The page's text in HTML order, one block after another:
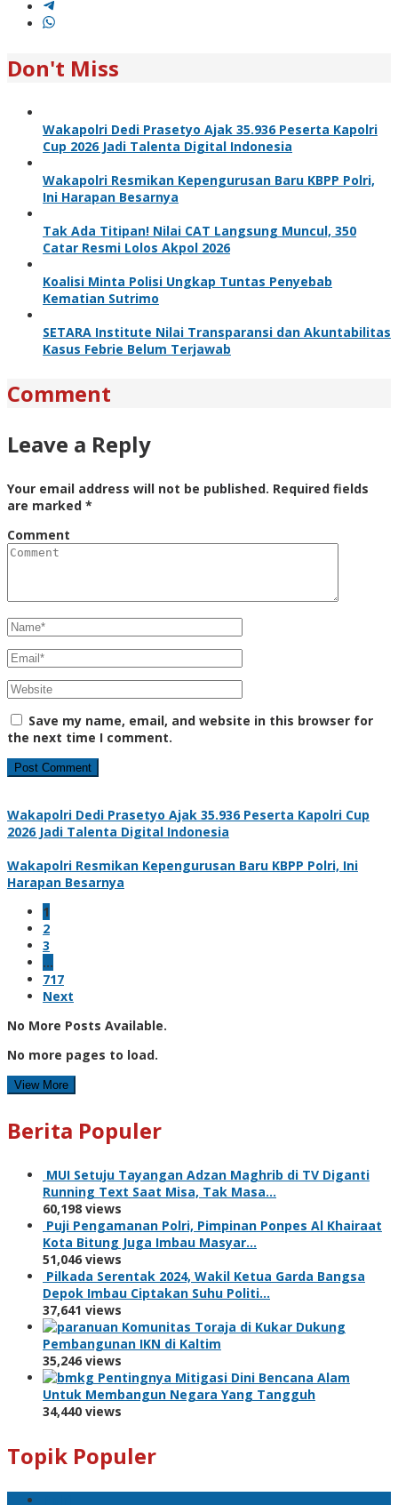
Don't Miss
Wakapolri Dedi Prasetyo Ajak 35.936 Peserta Kapolri
Cup 2026 Jadi Talenta Digital Indonesia
Wakapolri Resmikan Kepengurusan Baru KBPP Polri,
Ini Harapan Besarnya
Tak Ada Titipan! Nilai CAT Langsung Muncul, 350
Catar Resmi Lolos Akpol 2026
Koalisi Minta Polisi Ungkap Tuntas Penyebab
Kematian Sutrimo
SETARA Institute Nilai Transparansi dan Akuntabilitas
Kasus Febrie Belum Terjawab
Comment
Leave a Reply
Your email address will not be published. Required fields
are marked *
Comment
Save my name, email, and website in this browser for
the next time I comment.
Wakapolri Dedi Prasetyo Ajak 35.936 Peserta Kapolri Cup
2026 Jadi Talenta Digital Indonesia
Wakapolri Resmikan Kepengurusan Baru KBPP Polri, Ini
Harapan Besarnya
1
2
3
…
717
Next
No More Posts Available.
No more pages to load.
View More
Berita Populer
MUI Setuju Tayangan Adzan Maghrib di TV Diganti
Running Text Saat Misa, Tak Masa…
60,198 views
Puji Pengamanan Polri, Pimpinan Ponpes Al Khairaat
Kota Bitung Juga Imbau Masyar…
51,046 views
Pilkada Serentak 2024, Wakil Ketua Garda Bangsa
Depok Imbau Ciptakan Suhu Politi…
37,641 views
Komunitas Toraja di Kukar Dukung
Pembangunan IKN di Kaltim
35,246 views
Pentingnya Mitigasi Dini Bencana Alam
Untuk Membangun Negara Yang Tangguh
34,440 views
Topik Populer